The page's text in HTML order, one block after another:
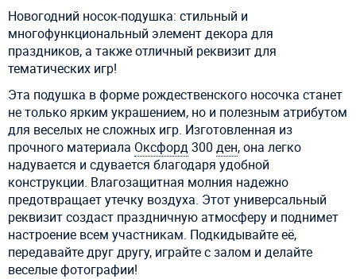
Новогодний носок-подушка: стильный и
многофункциональный элемент декора для
праздников, а также отличный реквизит для
тематических игр!
Эта подушка в форме рождественского носочка станет
не только ярким украшением, но и полезным атрибутом
для веселых не сложных игр. Изготовленная из
прочного материала Оксфорд300 ден, она легко
надувается и сдувается благодаря удобной
конструкции. Влагозащитная молния надежно
предотвращает утечку воздуха. Этот универсальный
реквизит создаст праздничную атмосферу и поднимет
настроение всем участникам. Подкидывайте её,
передавайте друг другу, играйте с залом и делайте
веселые фотографии!